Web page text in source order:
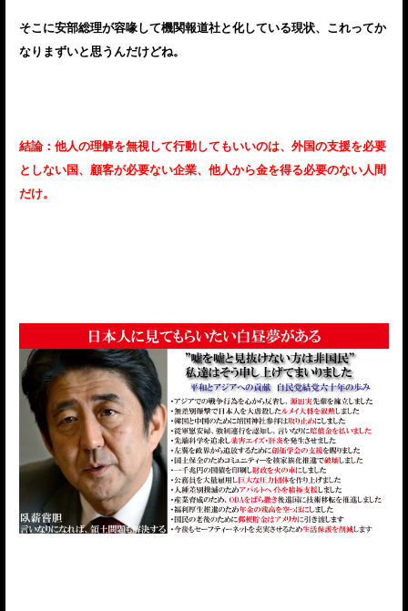
そこに安部総理が容喙して機関報道社と化している現状、これってか
なりまずいと思うんだけどね。
結論：他人の理解を無視して行動してもいいのは、外国の支援を必要
としない国、顧客が必要ない企業、他人から金を得る必要のない人間
だけ。